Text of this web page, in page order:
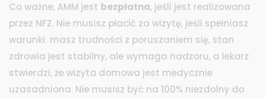
Co ważne, AMM jest bezpłatna, jeśli jest realizowana
przez NFZ. Nie musisz płacić za wizytę, jeśli spełniasz
warunki: masz trudności z poruszaniem się, stan
zdrowia jest stabilny, ale wymaga nadzoru, a lekarz
stwierdzi, że wizyta domowa jest medycznie
uzasadniona. Nie musisz być na 100% niezdolny do